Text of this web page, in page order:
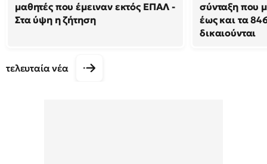
μαθητές που έμειναν εκτός ΕΠΑΛ -
Στα ύψη η ζήτηση
σύνταξη που
έως και τα
δικαιούνται
τελευταία νέα